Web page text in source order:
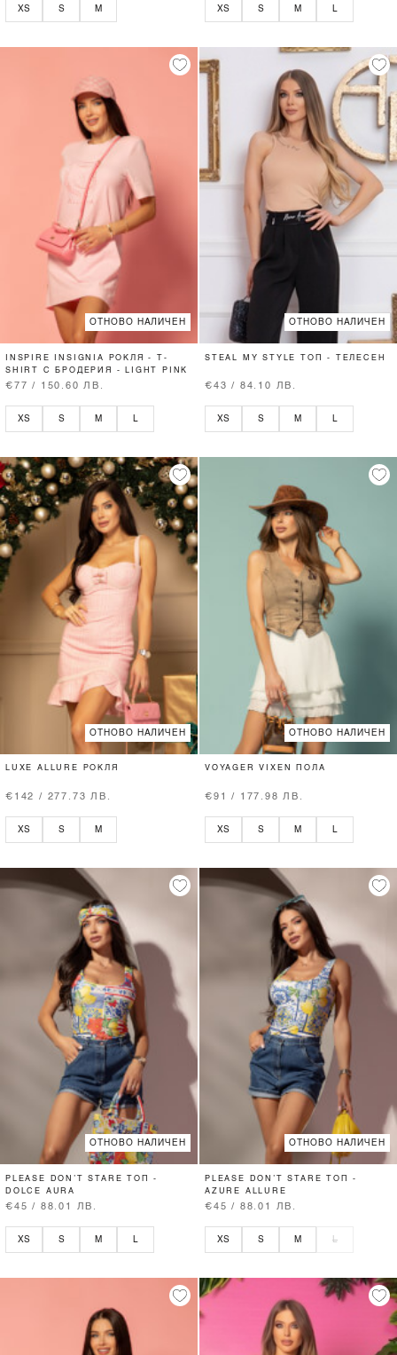
XS S M XS S M
ОТНОВО НАЛИЧЕН
INSPIRE INSIGNIA РОКЛЯ - T-
SHIRT С БРОДЕРИЯ - LIGHT PINK
€77 / 150.60 ЛВ.
XS S M L
ОТНОВО НАЛИЧЕН
STEAL MY STYLE ТОП - ТЕЛЕСЕН
€43 / 84.10 ЛВ.
XS S M L
ОТНОВО НАЛИЧЕН
LUXE ALLURE РОКЛЯ
€142 / 277.73 ЛВ.
XS S M
ОТНОВО НАЛИЧЕН
VOYAGER VIXEN ПОЛА
€91 / 177.98 ЛВ.
XS S M
ОТНОВО НАЛИЧЕН
PLEASE DON’T STARE ТОП -
DOLCE AURA
€45 / 88.01 ЛВ.
XS S M L
ОТНОВО НАЛИЧЕН
PLEASE DON’T STARE ТОП -
AZURE ALLURE
€45 / 88.01 ЛВ.
XS S M L